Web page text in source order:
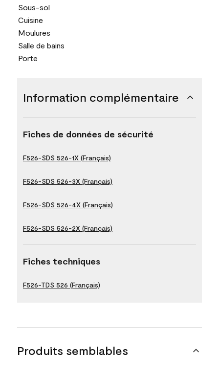
Sous-sol
Cuisine
Moulures
Salle de bains
Porte
Information complémentaire
Fiches de données de sécurité
F526-SDS 526-1X (Français)
F526-SDS 526-3X (Français)
F526-SDS 526-4X (Français)
F526-SDS 526-2X (Français)
Fiches techniques
F526-TDS 526 (Français)
Produits semblables